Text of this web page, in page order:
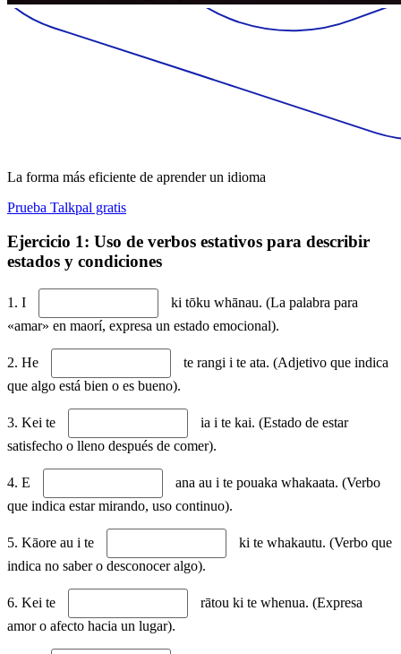
La forma más eficiente de aprender un idioma
Prueba Talkpal gratis
Ejercicio 1: Uso de verbos estativos para describir
estados y condiciones
1. I
ki tōku whānau. (La palabra para
«amar» en maorí, expresa un estado emocional).
2. He
te rangi i te ata. (Adjetivo que indica
que algo está bien o es bueno).
3. Kei te
ia i te kai. (Estado de estar
satisfecho o lleno después de comer).
4. E
ana au i te pouaka whakaata. (Verbo
que indica estar mirando, uso continuo).
5. Kāore au i te
ki te whakautu. (Verbo que
indica no saber o desconocer algo).
6. Kei te
rātou ki te whenua. (Expresa
amor o afecto hacia un lugar).